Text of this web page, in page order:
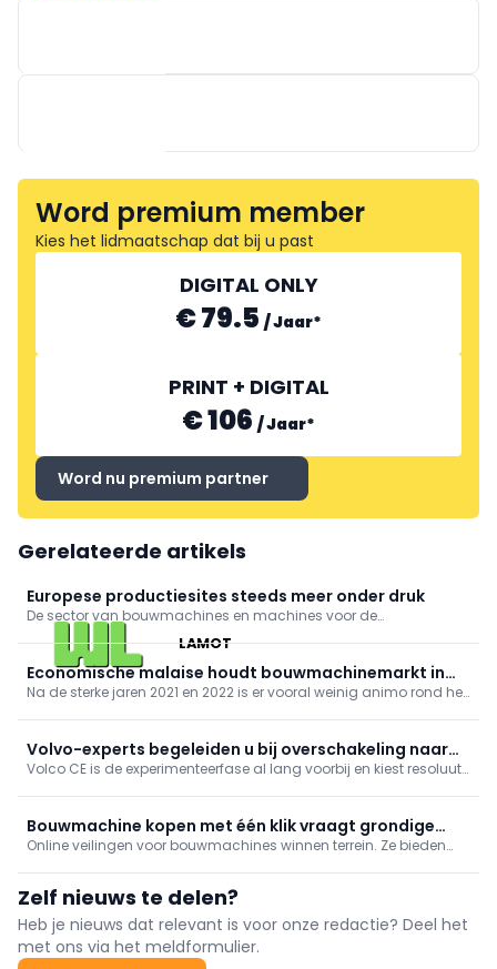
KERCKHOFS MATHIEU TRAILERS
LAMOT
Word premium member
Kies het lidmaatschap dat bij u past
DIGITAL ONLY
€ 79.5 /Jaar*
PRINT + DIGITAL
€ 106 /Jaar*
Word nu premium partner
Gerelateerde artikels
Europese productiesites steeds meer onder druk
De sector van bouwmachines en machines voor de
naar de komende maanden. Niet langer conjuncturele
schommelingen, maar structurele problemen wegen op de
vooruitzichten.
Economische malaise houdt bouwmachinemarkt in
haar greep
Na de sterke jaren 2021 en 2022 is er vooral weinig animo rond het
vreugdetaferelen.
Volvo-experts begeleiden u bij overschakeling naar
elektrisch
Volco CE is de experimenteerfase al lang voorbij en kiest resoluut
knikdumpers A30 en A40 Electric en de EWR150 Electric
bandengraafmachine
Bouwmachine kopen met één klik vraagt grondige
voorbereiding
Online veilingen voor bouwmachines winnen terrein. Ze bieden
Zelf nieuws te delen?
Heb je nieuws dat relevant is voor onze redactie? Deel het
met ons via het meldformulier.